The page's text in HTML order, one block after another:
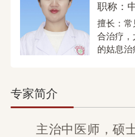
职称：
擅长：常
合治疗，
的姑息治
专家简介
主治中医师，硕